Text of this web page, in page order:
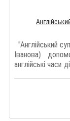
"Англійський
Іванова)
англійські часи